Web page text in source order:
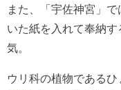
また、「宇佐神宮」
いた紙を入れて奉納す
気。
ウリ科の植物である